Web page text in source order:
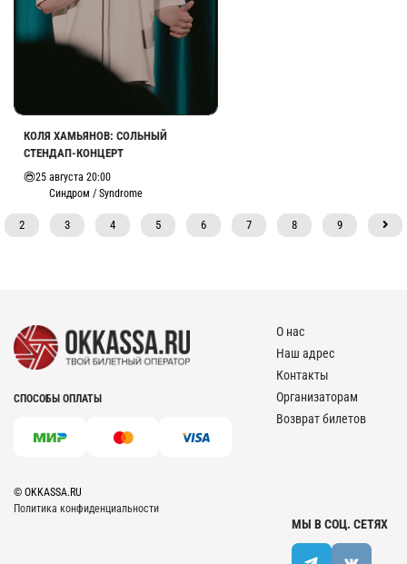
КОЛЯ ХАМЬЯНОВ: СОЛЬНЫЙ
СТЕНДАП-КОНЦЕРТ
25 августа 20:00
Синдром / Syndrome
2 3 4 5 6 7 8 9
СПОСОБЫ ОПЛАТЫ
© OKKASSA.RU
Политика конфиденциальности
О нас
Наш адрес
Контакты
Организаторам
Возврат билетов
МЫ В СОЦ. СЕТЯХ